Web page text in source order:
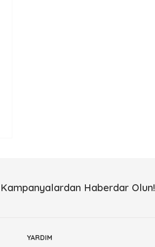
Haberdar Olun!
YARDIM